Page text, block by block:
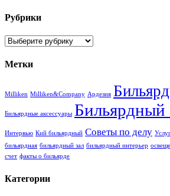
Рубрики
Рубрики
Метки
Milliken Milliken&Company Ардезия
Бильярдные аксессуары Бильярдный
Интервью Кий бильярдный Советы по делу
бильярдная бильярдный зал бильярдный интерьер
счет факты о бильярде
Категории